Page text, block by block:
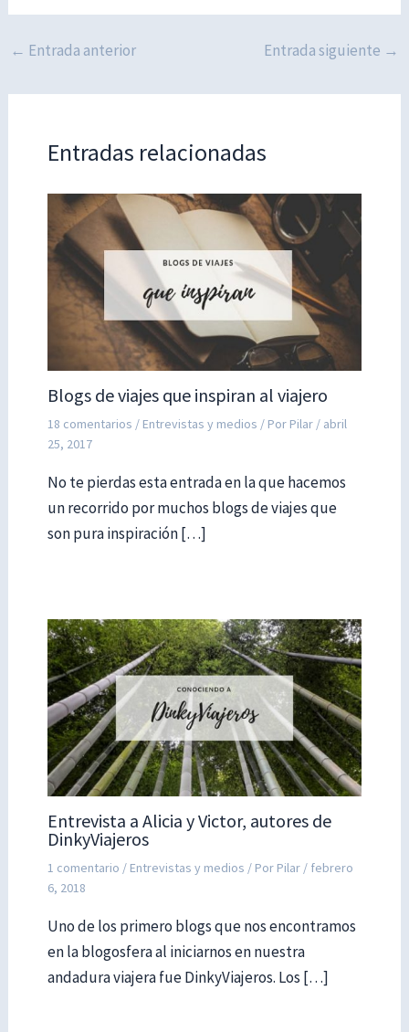
← Entrada anterior Entrada siguiente →
Entradas relacionadas
Blogs de viajes que inspiran al viajero
18 comentarios / Entrevistas y medios / Por Pilar / abril
25, 2017
No te pierdas esta entrada en la que hacemos
un recorrido por muchos blogs de viajes que
son pura inspiración […]
Entrevista a Alicia y Victor, autores de
DinkyViajeros
1 comentario / Entrevistas y medios / Por Pilar / febrero
6, 2018
Uno de los primero blogs que nos encontramos
en la blogosfera al iniciarnos en nuestra
andadura viajera fue DinkyViajeros. Los […]